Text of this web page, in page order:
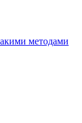
методами